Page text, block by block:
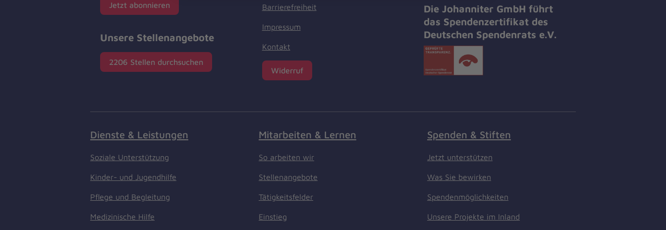
Jetzt abonnieren
Unsere Stellenangebote
2206 Stellen durchsuchen
Barrierefreiheit
Impressum
Kontakt
Widerruf
Die Johanniter GmbH führt
das Spendenzertifikat des
Deutschen Spendenrats e.V.
Dienste & Leistungen
Soziale Unterstützung
Kinder- und Jugendhilfe
Pflege und Begleitung
Medizinische Hilfe
Mitarbeiten & Lernen
So arbeiten wir
Stellenangebote
Tätigkeitsfelder
Einstieg
Spenden & Stiften
Jetzt unterstützen
Was Sie bewirken
Spendenmöglichkeiten
Unsere Projekte im Inland